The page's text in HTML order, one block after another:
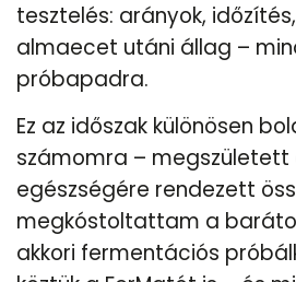
tesztelés: arányok,
almaecet utáni állag –
próbapadra.
Ez az időszak különösen
számomra – megszületett
egészségére rendezett
megkóstoltattam a
akkori fermentációs